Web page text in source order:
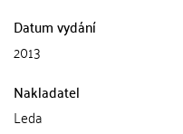
Datum vydání
2013
Nakladatel
Leda